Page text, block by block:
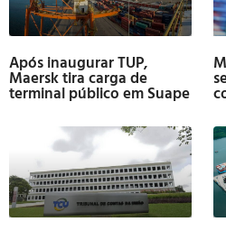
Após inaugurar TUP,
Maersk tira carga de
terminal público em Suape